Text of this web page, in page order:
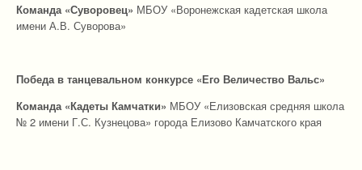
Команда «Суворовец» МБОУ «Воронежская кадетская школа
имени А.В. Суворова»
Победа в танцевальном конкурсе «Его Величество Вальс»
Команда «Кадеты Камчатки» МБОУ «Елизовская средняя школа
№ 2 имени Г.С. Кузнецова» города Елизово Камчатского края